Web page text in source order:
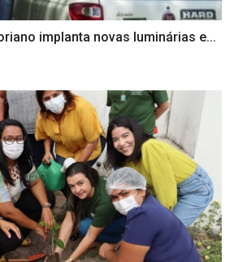
implanta novas luminárias e...